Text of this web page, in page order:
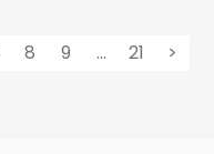
8 9 … 21 >